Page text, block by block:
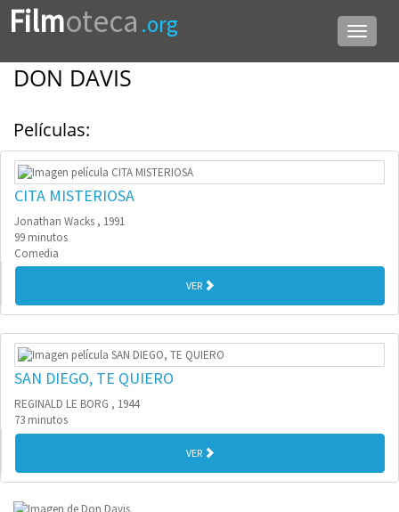
Menú
de
Filmoteca .org
DON DAVIS
Películas:
CITA MISTERIOSA
Jonathan Wacks , 1991
99 minutos
Comedia
VER
SAN DIEGO, TE QUIERO
REGINALD LE BORG , 1944
73 minutos
VER